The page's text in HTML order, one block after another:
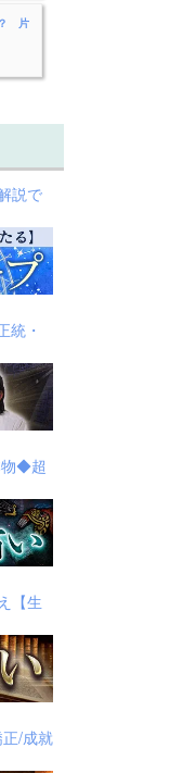
？ 片
説で
統・
物◆超
【生
/成就